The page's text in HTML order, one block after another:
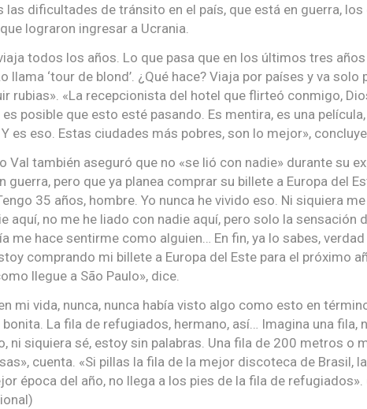
las dificultades de tránsito en el país, que está en guerra, los
lograron ingresar a Ucrania.
todos los años. Lo que pasa que en los últimos tres
llama ‘tour de blond’. ¿Qué hace? Viaja por países y va solo
rubias». «La recepcionista del hotel que flirteó conmigo,
es posible que esto esté pasando. Es mentira, es una
Y es eso. Estas ciudades más pobres, son lo mejor»,
Val también aseguró que no «se lió con nadie» durante su
guerra, pero que ya planea comprar su billete a Europa del
35 años, hombre. Yo nunca he vivido eso. Ni siquiera
aquí, no me he liado con nadie aquí, pero solo la sensación
me hace sentirme como alguien… En fin, ya lo sabes,
comprando mi billete a Europa del Este para el próximo
llegue a São Paulo», dice.
mi vida, nunca, nunca había visto algo como esto en
La fila de refugiados, hermano, así… Imagina una fila,
ni siquiera sé, estoy sin palabras. Una fila de 200 metros o
cuenta. «Si pillas la fila de la mejor discoteca de Brasil,
época del año, no llega a los pies de la fila de refugiados».